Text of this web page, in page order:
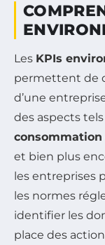
Les KPIs
permettent de
d’une
des aspects
consommation
et bien plus
les entreprises
les normes
identifier les
place des